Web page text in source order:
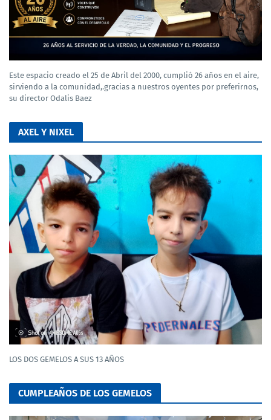
Este espacio creado el 25 de Abril del 2000, cumplió 26 años en el aire,
sirviendo a la comunidad,.gracias a nuestros oyentes por preferirnos,
su director Odalis Baez
AXEL Y NIXEL
LOS DOS GEMELOS A SUS 13 AÑOS
CUMPLEAÑOS DE LOS GEMELOS